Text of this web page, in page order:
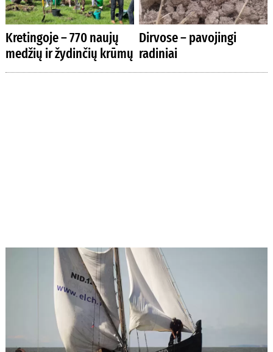
Kretingoje – 770 naujų
medžių ir žydinčių krūmų
Dirvose – pavojingi
radiniai